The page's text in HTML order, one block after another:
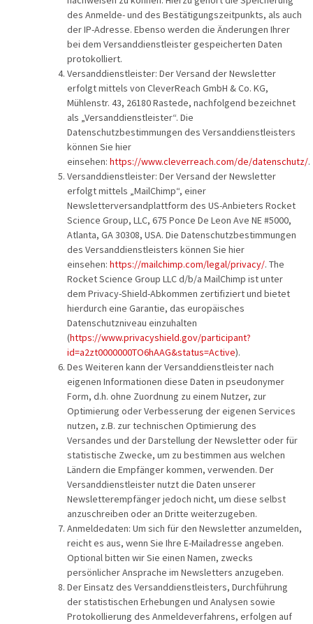
des Anmelde- und des Bestätigungszeitpunkts, als auch
der IP-Adresse. Ebenso werden die Änderungen Ihrer
bei dem Versanddienstleister gespeicherten Daten
protokolliert.
Versanddienstleister: Der Versand der Newsletter
erfolgt mittels von CleverReach GmbH & Co. KG,
Mühlenstr. 43, 26180 Rastede, nachfolgend bezeichnet
als „Versanddienstleister“. Die
Datenschutzbestimmungen des Versanddienstleisters
können Sie hier
einsehen: https://www.cleverreach.com/de/datenschutz/.
Versanddienstleister: Der Versand der Newsletter
erfolgt mittels „MailChimp“, einer
Newsletterversandplattform des US-Anbieters Rocket
Science Group, LLC, 675 Ponce De Leon Ave NE #5000,
Atlanta, GA 30308, USA. Die Datenschutzbestimmungen
des Versanddienstleisters können Sie hier
einsehen: https://mailchimp.com/legal/privacy/. The
Rocket Science Group LLC d/b/a MailChimp ist unter
dem Privacy-Shield-Abkommen zertifiziert und bietet
hierdurch eine Garantie, das europäisches
Datenschutzniveau einzuhalten
(https://www.privacyshield.gov/participant?
id=a2zt0000000TO6hAAG&status=Active).
Des Weiteren kann der Versanddienstleister nach
eigenen Informationen diese Daten in pseudonymer
Form, d.h. ohne Zuordnung zu einem Nutzer, zur
Optimierung oder Verbesserung der eigenen Services
nutzen, z.B. zur technischen Optimierung des
Versandes und der Darstellung der Newsletter oder für
statistische Zwecke, um zu bestimmen aus welchen
Ländern die Empfänger kommen, verwenden. Der
Versanddienstleister nutzt die Daten unserer
Newsletterempfänger jedoch nicht, um diese selbst
anzuschreiben oder an Dritte weiterzugeben.
Anmeldedaten: Um sich für den Newsletter anzumelden,
reicht es aus, wenn Sie Ihre E-Mailadresse angeben.
Optional bitten wir Sie einen Namen, zwecks
persönlicher Ansprache im Newsletters anzugeben.
Der Einsatz des Versanddienstleisters, Durchführung
der statistischen Erhebungen und Analysen sowie
Protokollierung des Anmeldeverfahrens, erfolgen auf